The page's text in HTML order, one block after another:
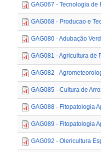
GAG067 - Tecnologia de
GAG068 - Producao e
GAG080 - Adubação
GAG081 - Agricultura de
GAG082 -
GAG085 - Cultura de
GAG088 - Fitopatologia
GAG089 - Fitopatologia
GAG092 - Olericultura